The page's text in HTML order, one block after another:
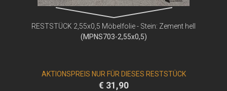
RESTSTÜCK 2,55x0,5 Möbelfolie - Stein: Zement hell
(MPNS703-2,55x0,5)
AKTIONSPREIS NUR FÜR DIESES RESTSTÜCK
€ 31,90